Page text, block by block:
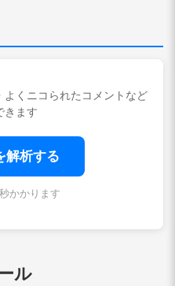
くニコられたコメントなど
きます
解析する
かかります
ル